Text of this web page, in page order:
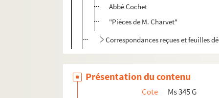
Abbé Cochet
"Pièces de M. Charvet"
Correspondances reçues et feuilles
Présentation du contenu
Cote
Ms 345 G